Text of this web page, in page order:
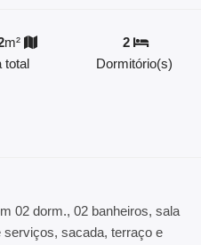
m²
total
2
Dormitório(s)
02 dorm., 02 banheiros, sala
serviços, sacada, terraço e